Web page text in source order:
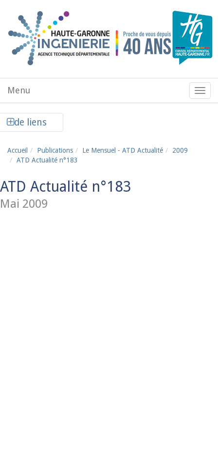
Menu
de
Menu
de liens
Accueil Publications Le Mensuel - ATD Actualité
2009
ATD Actualité n°183
ATD Actualité n°183
Mai 2009